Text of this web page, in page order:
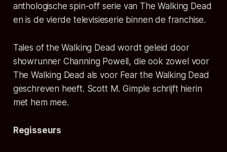
anthologische spin-off serie van The Walking Dead
en is de vierde televisieserie binnen de franchise.
Tales of the Walking Dead wordt geleid door
showrunner Channing Powell, die ook zowel voor
The Walking Dead als voor Fear the Walking Dead
geschreven heeft. Scott M. Gimple schrijft hierin
met hem mee.
Regisseurs